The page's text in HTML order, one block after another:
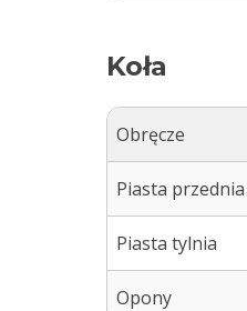
Koła
Obręcze
Piasta przednia
Piasta tylnia
Opony